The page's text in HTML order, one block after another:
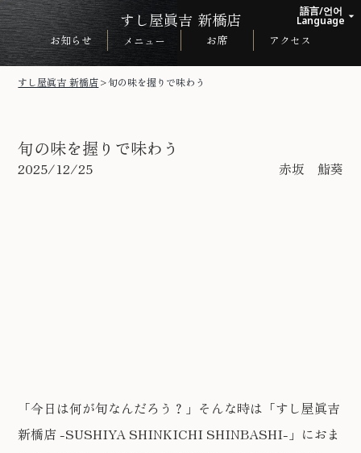
すし屋眞吉 新橋店>旬の味を握りで味わう
旬の味を握りで味わう
2025/12/25 赤坂 鮨葵
「今日は何が旬なんだろう？」そんな時は「すし屋眞吉
新橋店 -SUSHIYA SHINKICHI SHINBASHI-」におま
語言/언어
Language arrow_drop_up
すし屋眞吉 新橋店
お知らせ メニュー お席 アクセス